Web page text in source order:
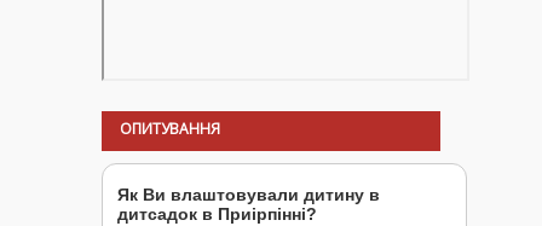
ОПИТУВАННЯ
Як Ви влаштовували дитину в
дитсадок в Приірпінні?